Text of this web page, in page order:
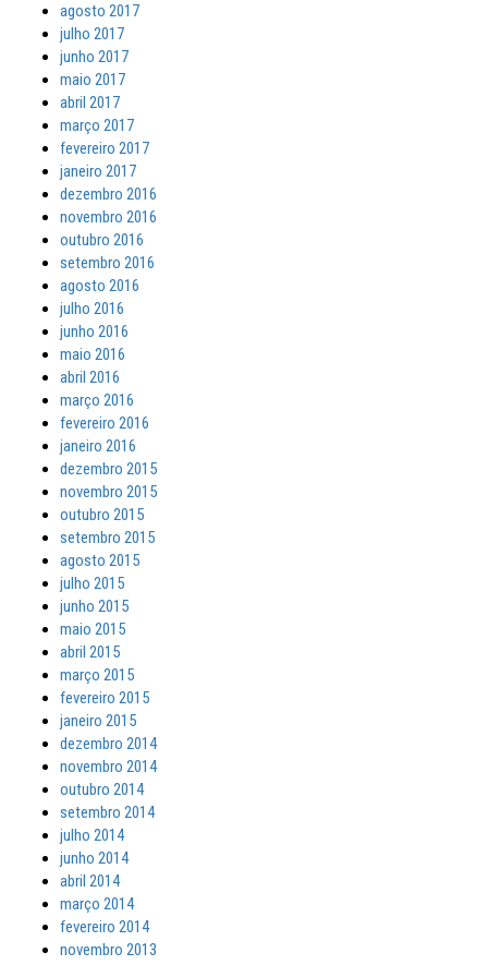
agosto 2017
julho 2017
junho 2017
maio 2017
abril 2017
março 2017
fevereiro 2017
janeiro 2017
dezembro 2016
novembro 2016
outubro 2016
setembro 2016
agosto 2016
julho 2016
junho 2016
maio 2016
abril 2016
março 2016
fevereiro 2016
janeiro 2016
dezembro 2015
novembro 2015
outubro 2015
setembro 2015
agosto 2015
julho 2015
junho 2015
maio 2015
abril 2015
março 2015
fevereiro 2015
janeiro 2015
dezembro 2014
novembro 2014
outubro 2014
setembro 2014
julho 2014
junho 2014
abril 2014
março 2014
fevereiro 2014
novembro 2013